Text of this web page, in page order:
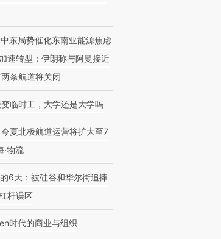
马航飞行员跨国走私7万
粒摇头丸 尿检体内含3种
视线｜被称为“蟑螂”的印
度Z世代 用街头抗争将教
东局势催化东南亚能源焦虑
速转型；伊朗称与阿曼接近
条航道将关闭
临时工，大学还是大学吗
夏北极航道运营将扩大至7
·物流
6天：被硅谷和华尔街追捧
杆误区
时代的商业与组织